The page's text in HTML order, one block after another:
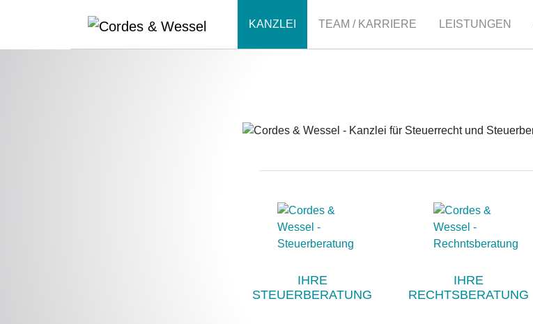
KANZLEI TEAM / KARRIERE LEISTUNGEN
IHRE
STEUERBERATUNG
IHRE
RECHTSBERATUNG